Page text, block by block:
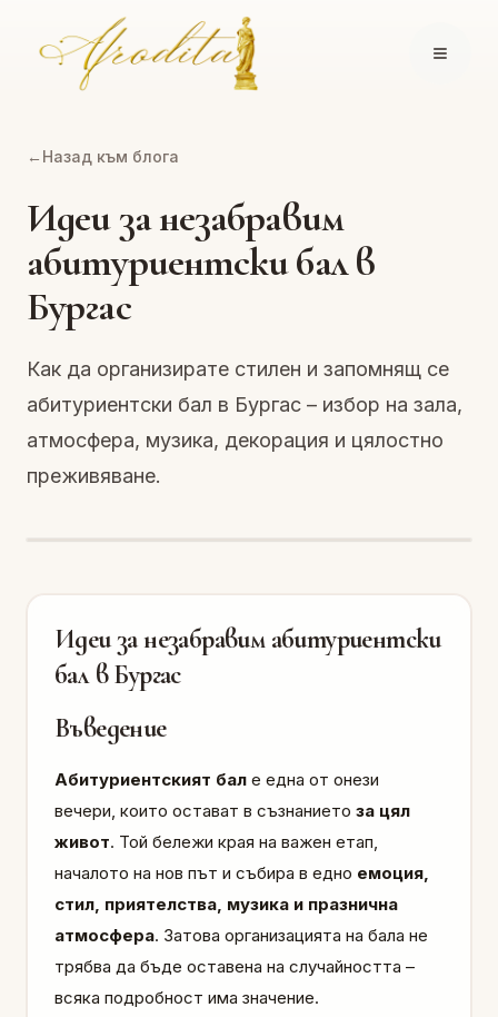
← Назад към блога
Идеи за незабравим
абитуриентски бал в
Бургас
Как да организирате стилен и запомнящ се
абитуриентски бал в Бургас – избор на зала,
атмосфера, музика, декорация и цялостно
преживяване.
Идеи за незабравим абитуриентски
бал в Бургас
Въведение
Абитуриентският бал е една от онези
вечери, които остават в съзнанието за цял
живот. Той бележи края на важен етап,
началото на нов път и събира в едно емоция,
стил, приятелства, музика и празнична
атмосфера. Затова организацията на бала не
трябва да бъде оставена на случайността –
всяка подробност има значение.